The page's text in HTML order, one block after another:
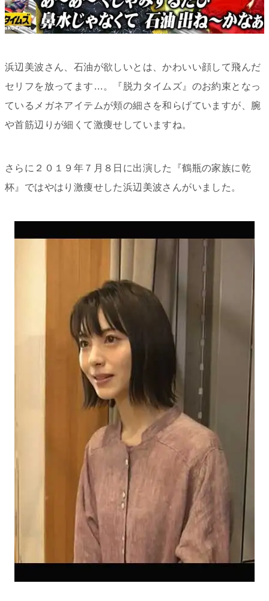
浜辺美波さん、石油が欲しいとは、かわいい顔して飛んだ
セリフを放ってます…。『脱力タイムズ』のお約束となっ
ているメガネアイテムが頬の細さを和らげていますが、腕
や首筋辺りが細くて激痩せしていますね。
さらに２０１９年７月８日に出演した
『鶴瓶の家族に乾
杯』ではやはり激痩せした浜辺美波さんがいました。